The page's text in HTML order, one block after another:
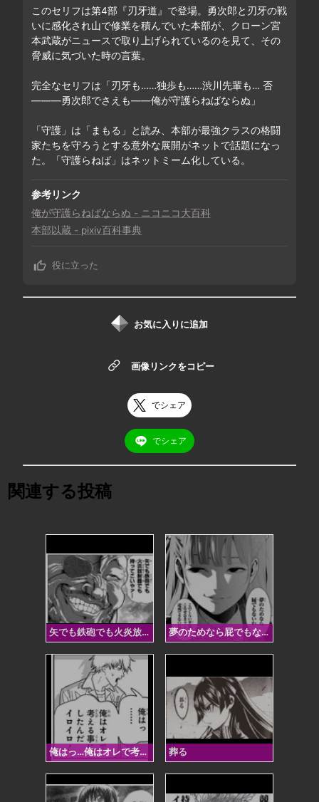
このセリフは第4部『刃牙道』で登場。勇次郎と刃牙の戦
いに感化され山で修業を積んでいた本部が、クローン宮
本武蔵がニュースで取り上げられているのを見て、その
脅威に気づいた時の言葉。
完全なセリフは「刃牙も……独歩も……渋川先輩も… 否
―――勇次郎でさえも――俺が守護らねばならぬ」
「守護」は「まもる」と読み、本部が最強クラスの格闘
家たちを守ろうとする意外な展開がネットで話題になっ
た。「守護らねば」はネットミーム化している。
参考リンク
俺が守護らねばならぬ - ニコニコ大百科
本部以蔵 - pixiv百科事典
役に立った
お気に入りに追加
画像リンクをコピー
でシェア
でシェア
関連する投稿
矢でも鉄砲でも火炎放射器でも持ってこいやァ… 夢のためなら屁でもないわ このくらい平気でこなせなきゃ とても達成できないもの
俺はっ…俺はオレで考える事にしたんだ イロイロ！ 葬る